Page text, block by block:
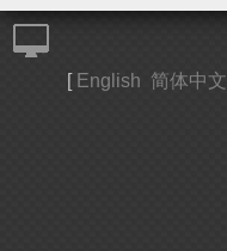
[ English 简体中文